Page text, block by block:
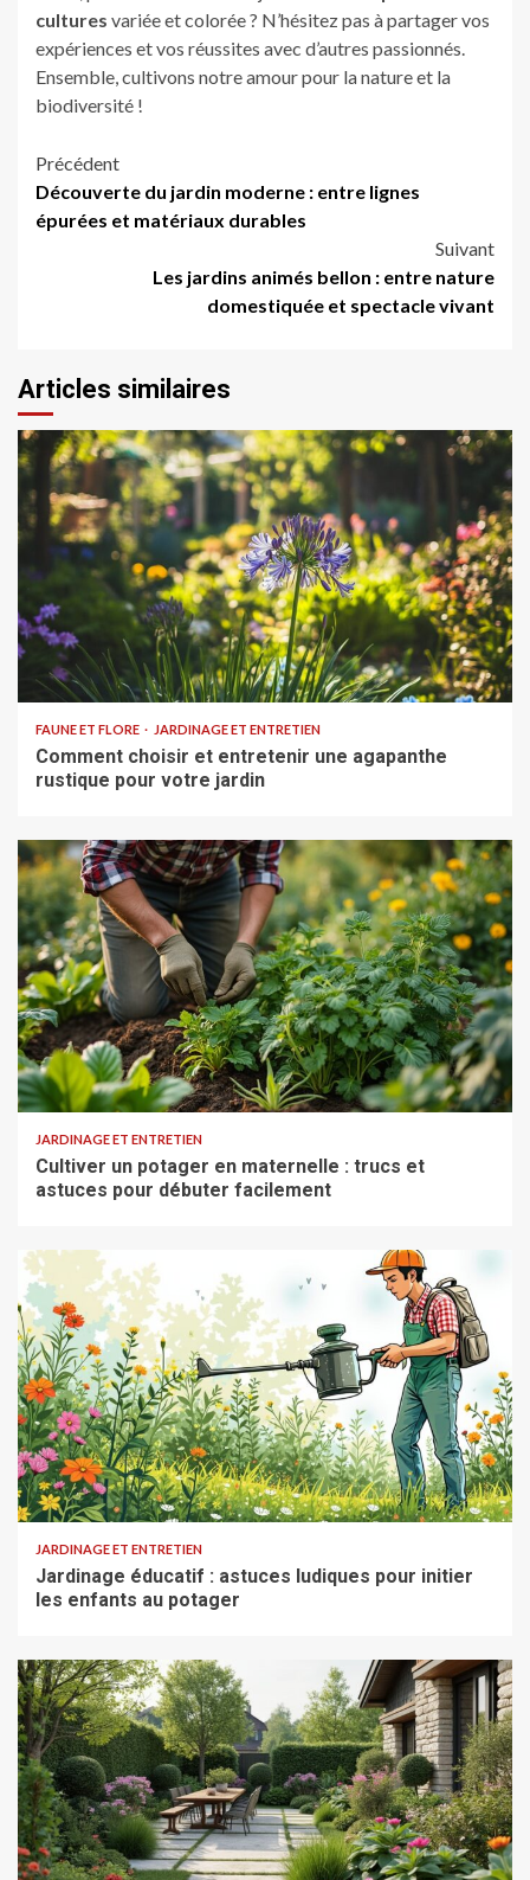
cultures variée et colorée ? N’hésitez pas à partager vos
expériences et vos réussites avec d’autres passionnés.
Ensemble, cultivons notre amour pour la nature et la
biodiversité !
Navigation
d’article
Précédent
Découverte du jardin moderne : entre lignes
épurées et matériaux durables
Suivant
Les jardins animés bellon : entre nature
domestiquée et spectacle vivant
Articles similaires
FAUNE ET FLORE JARDINAGE ET ENTRETIEN
Comment choisir et entretenir une agapanthe
rustique pour votre jardin
JARDINAGE ET ENTRETIEN
Cultiver un potager en maternelle : trucs et
astuces pour débuter facilement
JARDINAGE ET ENTRETIEN
Jardinage éducatif : astuces ludiques pour initier
les enfants au potager